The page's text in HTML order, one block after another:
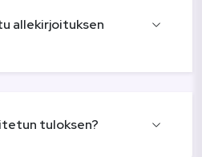
allekirjoituksen
tuloksen?